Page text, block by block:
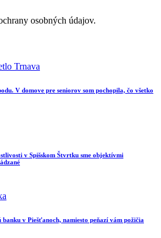
osobných údajov.
V domove pre seniorov som pochopila, čo všetko
v Spišskom Štvrtku sme objektívmi
v Piešťanoch, namiesto peňazí vám požičia